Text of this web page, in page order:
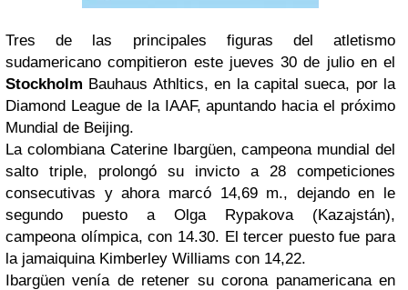
Tres de las principales figuras del atletismo
sudamericano compitieron este jueves 30 de julio en el
Stockholm Bauhaus Athltics, en la capital sueca, por la
Diamond League de la IAAF, apuntando hacia el próximo
Mundial de Beijing.
La colombiana Caterine Ibargüen, campeona mundial del
salto triple, prolongó su invicto a 28 competiciones
consecutivas y ahora marcó 14,69 m., dejando en le
segundo puesto a Olga Rypakova (Kazajstán),
campeona olímpica, con 14.30. El tercer puesto fue para
la jamaiquina Kimberley Williams con 14,22.
Ibargüen venía de retener su corona panamericana en